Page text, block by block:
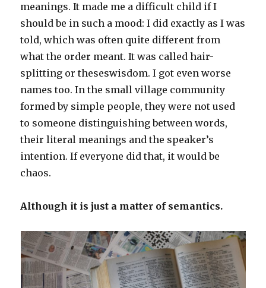
meanings. It made me a difficult child if I
should be in such a mood: I did exactly as I was
told, which was often quite different from
what the order meant. It was called hair-
splitting or theseswisdom. I got even worse
names too. In the small village community
formed by simple people, they were not used
to someone distinguishing between words,
their literal meanings and the speaker’s
intention. If everyone did that, it would be
chaos.
Although it is just a matter of semantics.